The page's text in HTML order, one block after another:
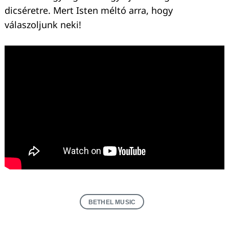
dicséretre. Mert Isten méltó arra, hogy
válaszoljunk neki!
BETHEL MUSIC